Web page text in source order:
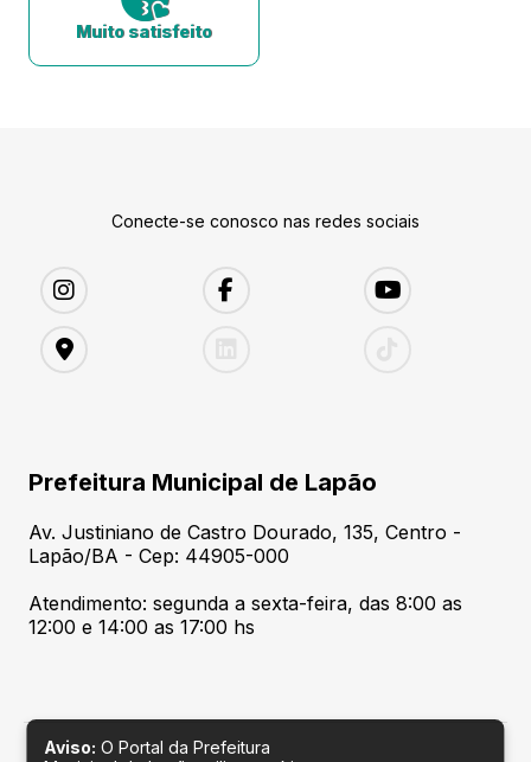
Muito satisfeito
Conecte-se conosco nas redes sociais
Prefeitura Municipal de Lapão
Av. Justiniano de Castro Dourado, 135, Centro -
Lapão/BA - Cep: 44905-000
Atendimento: segunda a sexta-feira, das 8:00 as
12:00 e 14:00 as 17:00 hs
Aviso: O Portal da Prefeitura